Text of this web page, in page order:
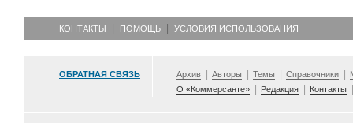
КОНТАКТЫ ПОМОЩЬ УСЛОВИЯ ИСПОЛЬЗОВАНИЯ
ОБРАТНАЯ СВЯЗЬ Архив Авторы Темы Справочники
О «Коммерсанте»
Редакция Контакты